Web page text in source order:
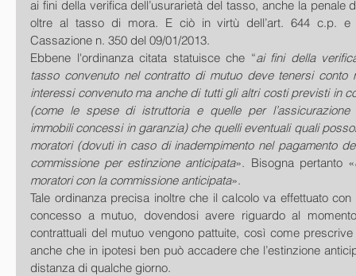
ai fini della verifica dell’usurarietà del tasso, anche la penale
oltre al tasso di mora. E ciò in virtù dell’art. 644 c.p. e
Cassazione n. 350 del 09/01/2013.
Ebbene l'ordinanza citata statuisce che “ai fini della
tasso convenuto nel contratto di mutuo deve tenersi
interessi convenuto ma anche di tutti gli altri costi previsti in
(come le spese di istruttoria e quelle per l’assicurazione
immobili concessi in garanzia) che quelli eventuali quali
moratori (dovuti in caso di inadempimento nel pagamento
commissione per estinzione anticipata». Bisogna pertanto «
moratori con la commissione anticipata».
Tale ordinanza precisa inoltre che il calcolo va effettuato
concesso a mutuo, dovendosi avere riguardo al
contrattuali del mutuo vengono pattuite, così come
anche che in ipotesi ben può accadere che l’estinzione
distanza di qualche giorno.